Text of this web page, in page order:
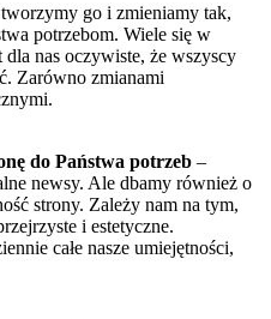
go i zmieniamy tak,
potrzebom. Wiele się w
nas oczywiste, że wszyscy
Zarówno zmianami
do Państwa potrzeb –
newsy. Ale dbamy również o
strony. Zależy nam na tym,
i estetyczne.
całe nasze umiejętności,